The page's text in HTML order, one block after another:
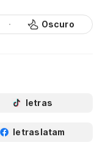
Oscuro
letras
letraslatam